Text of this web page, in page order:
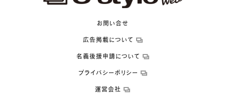
お問い合せ
広告掲載について
名義後援申請について
プライバシーポリシー
運営会社